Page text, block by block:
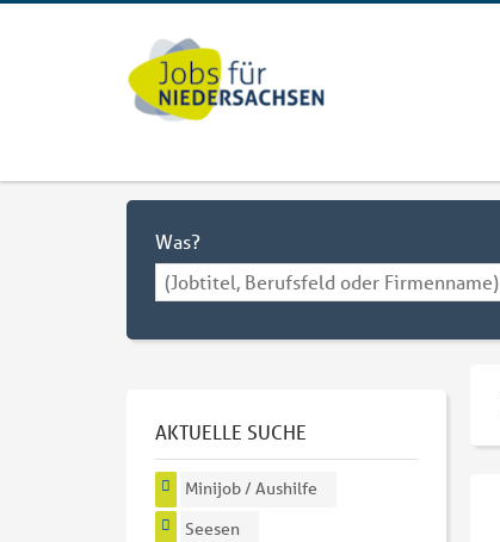
Was?
AKTUELLE SUCHE
Minijob / Aushilfe
Seesen